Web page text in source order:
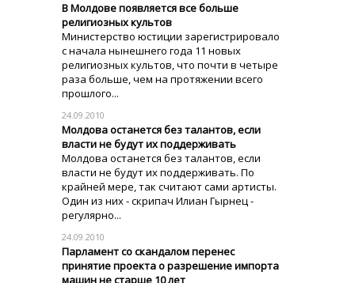
В Молдове появляется все больше
религиозных культов
Министерство юстиции зарегистрировало
с начала нынешнего года 11 новых
религиозных культов, что почти в четыре
раза больше, чем на протяжении всего
прошлого...
24.09.2010
Молдова останется без талантов, если
власти не будут их поддерживать
Молдова останется без талантов, если
власти не будут их поддерживать. По
крайней мере, так считают сами артисты.
Один из них - скрипач Илиан Гырнец -
регулярно...
24.09.2010
Парламент со скандалом перенес
принятие проекта о разрешение импорта
машин не старше 10 лет